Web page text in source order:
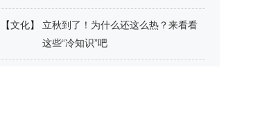
【文化】
立秋到了！为什么还这么热？来看看
这些“冷知识”吧